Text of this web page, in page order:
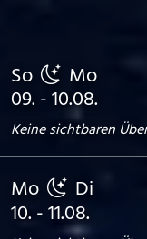
So Mo
09. - 10.08.
Keine sichtbaren
Mo Di
10. - 11.08.